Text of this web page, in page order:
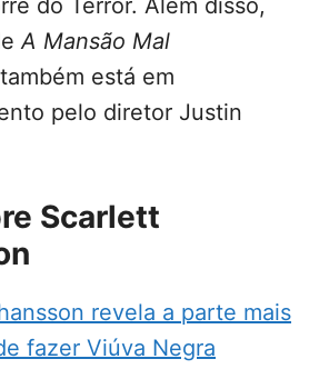
do Terror. Além disso,
A Mansão Mal
também está em
pelo diretor Justin
Scarlett
revela a parte mais
fazer Viúva Negra